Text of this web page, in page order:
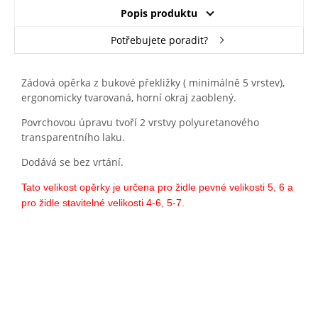
Popis produktu
Potřebujete poradit?
Zádová opěrka z bukové překližky ( minimálně 5 vrstev),
ergonomicky tvarovaná, horní okraj zaoblený.
Povrchovou úpravu tvoří 2 vrstvy polyuretanového
transparentního laku.
Dodává se bez vrtání.
Tato velikost opěrky je určena pro židle pevné velikosti 5, 6 a
pro židle stavitelné velikosti 4-6, 5-7.